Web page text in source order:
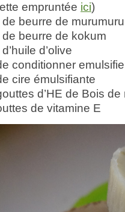
empruntée ici)
de beurre de murumuru
de beurre de kokum
d’olive
conditionner
cire émulsifiante
d’HE de Bois de
de vitamine E